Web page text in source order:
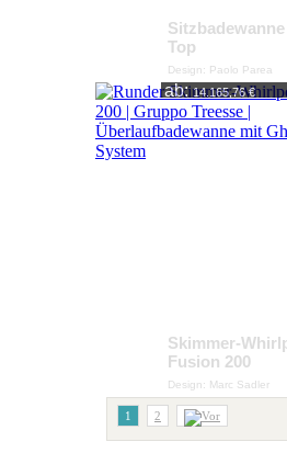
Top
Design: Paolo Parea
ab: 14.165,76 €
Skimmer-
Fusion 200
Design: Marc Sadler
1 2